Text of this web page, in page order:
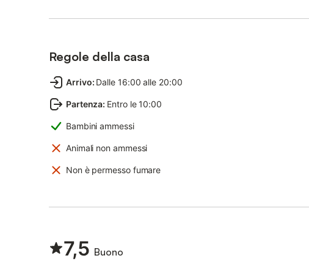
Regole della casa
Arrivo: Dalle 16:00 alle 20:00
Partenza: Entro le 10:00
Bambini ammessi
Animali non ammessi
Non è permesso fumare
7,5 Buono